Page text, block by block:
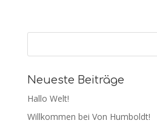
Neueste Beiträge
Hallo Welt!
Willkommen bei Von Humboldt!